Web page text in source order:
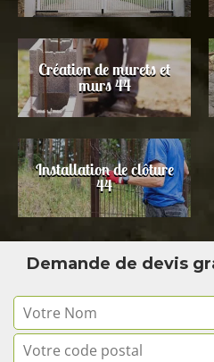
Création de murets et
murs 44
Installation de clôture
44
Demande de devis